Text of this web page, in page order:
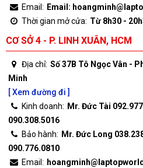
Email: Email:
Thời gian mở cửa: Từ 8h30 -
CƠ SỞ 4 - P. LINH XUÂN, HCM
Địa chỉ: Số 37B Tô Ngọc Vân -
Minh
[ Xem đường đi ]
Kinh doanh: Mr. Đức Tài
090.308.5016
Bảo hành: Mr. Đức Long
090.776.0810
Email: